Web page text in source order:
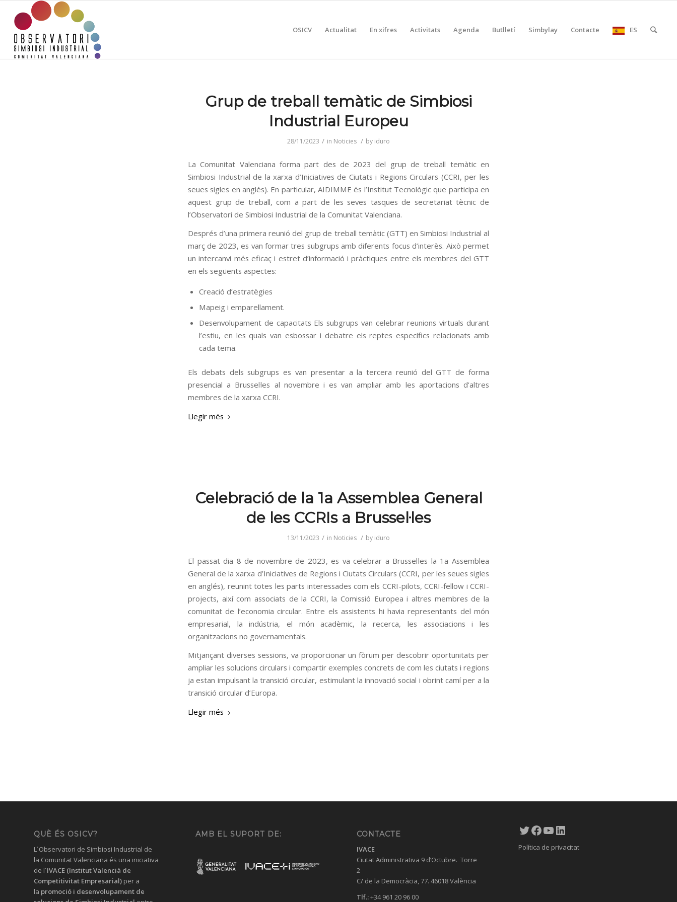
OSICV Actualitat En xifres Activitats Agenda Butlletí Simbylay Contacte ES
Grup de treball temàtic de Simbiosi
Industrial Europeu
28/11/2023 / in Noticies / by iduro
La Comunitat Valenciana forma part des de 2023 del grup de treball temàtic en
Simbiosi Industrial de la xarxa d’Iniciatives de Ciutats i Regions Circulars (CCRI, per les
seues sigles en anglés). En particular, AIDIMME és l’Institut Tecnològic que participa en
aquest grup de treball, com a part de les seves tasques de secretariat tècnic de
l’Observatori de Simbiosi Industrial de la Comunitat Valenciana.
Després d’una primera reunió del grup de treball temàtic (GTT) en Simbiosi Industrial al
març de 2023, es van formar tres subgrups amb diferents focus d’interès. Això permet
un intercanvi més eficaç i estret d’informació i pràctiques entre els membres del GTT
en els següents aspectes:
Creació d’estratègies
Mapeig i emparellament.
Desenvolupament de capacitats Els subgrups van celebrar reunions virtuals durant
l’estiu, en les quals van esbossar i debatre els reptes específics relacionats amb
cada tema.
Els debats dels subgrups es van presentar a la tercera reunió del GTT de forma
presencial a Brussel·les al novembre i es van ampliar amb les aportacions d’altres
membres de la xarxa CCRI.
Llegir més
Celebració de la 1a Assemblea General
de les CCRIs a Brussel·les
13/11/2023 / in Noticies / by iduro
El passat dia 8 de novembre de 2023, es va celebrar a Brussel·les la 1a Assemblea
General de la xarxa d’Iniciatives de Regions i Ciutats Circulars (CCRI, per les seues sigles
en anglés), reunint totes les parts interessades com els CCRI-pilots, CCRI-fellow i CCRI-
projects, així com associats de la CCRI, la Comissió Europea i altres membres de la
comunitat de l’economia circular. Entre els assistents hi havia representants del món
empresarial, la indústria, el món acadèmic, la recerca, les associacions i les
organitzacions no governamentals.
Mitjançant diverses sessions, va proporcionar un fòrum per descobrir oportunitats per
ampliar les solucions circulars i compartir exemples concrets de com les ciutats i regions
ja estan impulsant la transició circular, estimulant la innovació social i obrint camí per a la
transició circular d’Europa.
Llegir més
QUÈ ÉS OSICV?
L´Observatori de Simbiosi Industrial de
la Comunitat Valenciana és una iniciativa
de l´IVACE (Institut Valencià de
Competitivitat Empresarial) per a
la promoció i desenvolupament de
AMB EL SUPORT DE:
CONTACTE
IVACE
Ciutat Administrativa 9 d’Octubre. Torre
2
C/ de la Democràcia, 77. 46018 València
Tlf.:+34 961 20 96 00
Twitter
Facebook
YouTube
LinkedIn
Política de privacitat